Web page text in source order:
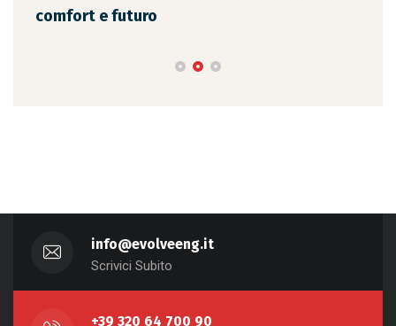
comfort e futuro
info@evolveeng.it
Scrivici Subito
+39 320 64 700 90